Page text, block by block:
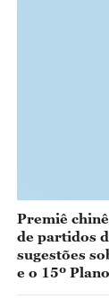
Premiê
de partidos
sugestões
e o 15º